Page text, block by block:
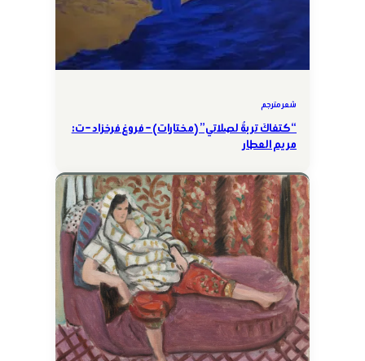
شعر مترجم
“كتفاكَ تربةٌ لصلاتي” (مختارات) – فروغ فرخزاد – ت:
مريم العطار